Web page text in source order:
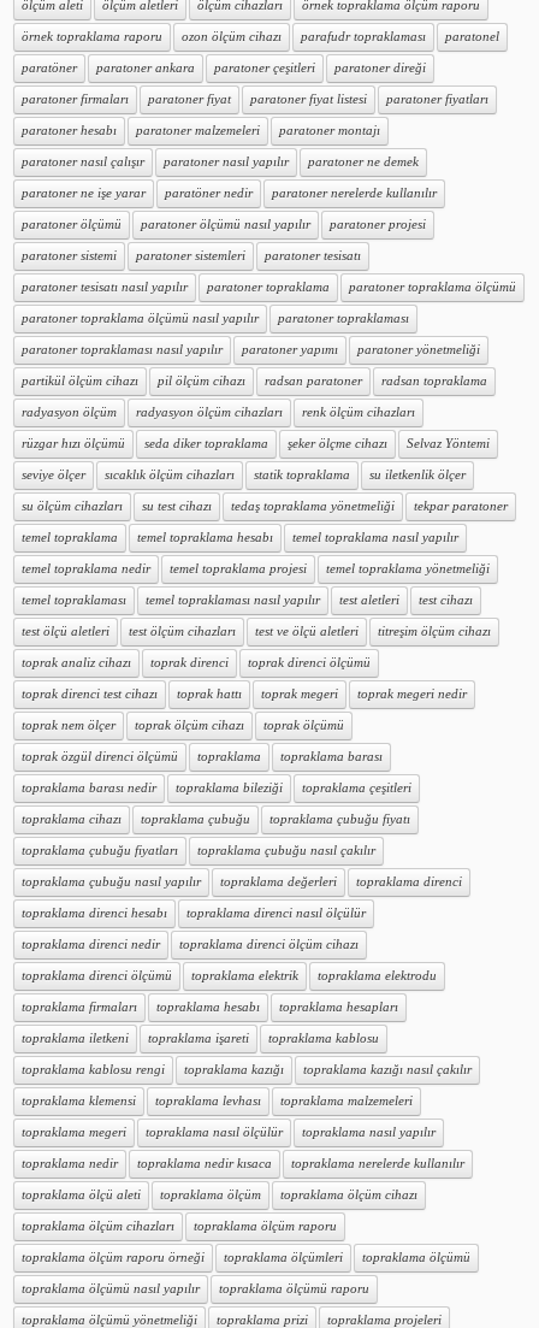
ölçüm aleti ölçüm aletleri ölçüm cihazları örnek topraklama ölçüm raporu
örnek topraklama raporu ozon ölçüm cihazı parafudr topraklaması paratonel
paratöner paratoner ankara paratoner çeşitleri paratoner direği
paratoner firmaları paratoner fiyat paratoner fiyat listesi paratoner fiyatları
paratoner hesabı paratoner malzemeleri paratoner montajı
paratoner nasıl çalışır paratoner nasıl yapılır paratoner ne demek
paratoner ne işe yarar paratöner nedir paratoner nerelerde kullanılır
paratoner ölçümü paratoner ölçümü nasıl yapılır paratoner projesi
paratoner sistemi paratoner sistemleri paratoner tesisatı
paratoner tesisatı nasıl yapılır paratoner topraklama paratoner topraklama ölçümü
paratoner topraklama ölçümü nasıl yapılır paratoner topraklaması
paratoner topraklaması nasıl yapılır paratoner yapımı paratoner yönetmeliği
partikül ölçüm cihazı pil ölçüm cihazı radsan paratoner radsan topraklama
radyasyon ölçüm radyasyon ölçüm cihazları renk ölçüm cihazları
rüzgar hızı ölçümü seda diker topraklama şeker ölçme cihazı Selvaz Yöntemi
seviye ölçer sıcaklık ölçüm cihazları statik topraklama su iletkenlik ölçer
su ölçüm cihazları su test cihazı tedaş topraklama yönetmeliği tekpar paratoner
temel topraklama temel topraklama hesabı temel topraklama nasıl yapılır
temel topraklama nedir temel topraklama projesi temel topraklama yönetmeliği
temel topraklaması temel topraklaması nasıl yapılır test aletleri test cihazı
test ölçü aletleri test ölçüm cihazları test ve ölçü aletleri titreşim ölçüm cihazı
toprak analiz cihazı toprak direnci toprak direnci ölçümü
toprak direnci test cihazı toprak hattı toprak megeri toprak megeri nedir
toprak nem ölçer toprak ölçüm cihazı toprak ölçümü
toprak özgül direnci ölçümü topraklama topraklama barası
topraklama barası nedir topraklama bileziği topraklama çeşitleri
topraklama cihazı topraklama çubuğu topraklama çubuğu fiyatı
topraklama çubuğu fiyatları topraklama çubuğu nasıl çakılır
topraklama çubuğu nasıl yapılır topraklama değerleri topraklama direnci
topraklama direnci hesabı topraklama direnci nasıl ölçülür
topraklama direnci nedir topraklama direnci ölçüm cihazı
topraklama direnci ölçümü topraklama elektrik topraklama elektrodu
topraklama firmaları topraklama hesabı topraklama hesapları
topraklama iletkeni topraklama işareti topraklama kablosu
topraklama kablosu rengi topraklama kazığı topraklama kazığı nasıl çakılır
topraklama klemensi topraklama levhası topraklama malzemeleri
topraklama megeri topraklama nasıl ölçülür topraklama nasıl yapılır
topraklama nedir topraklama nedir kısaca topraklama nerelerde kullanılır
topraklama ölçü aleti topraklama ölçüm topraklama ölçüm cihazı
topraklama ölçüm cihazları topraklama ölçüm raporu
topraklama ölçüm raporu örneği topraklama ölçümleri topraklama ölçümü
topraklama ölçümü nasıl yapılır topraklama ölçümü raporu
topraklama ölçümü yönetmeliği topraklama prizi topraklama projeleri